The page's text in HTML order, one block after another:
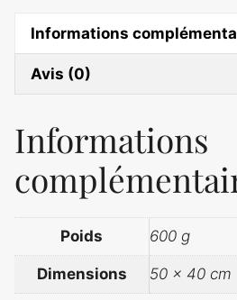
Informations
Avis (0)
Informations
Poids 600 g
Dimensions 50 × 40 cm